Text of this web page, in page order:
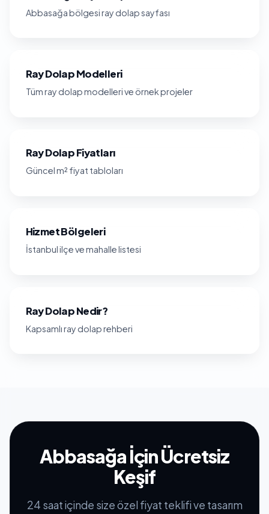
Abbasağa bölgesi ray dolap sayfası
Ray Dolap Modelleri
Tüm ray dolap modelleri ve örnek projeler
Ray Dolap Fiyatları
Güncel m² fiyat tabloları
Hizmet Bölgeleri
İstanbul ilçe ve mahalle listesi
Ray Dolap Nedir?
Kapsamlı ray dolap rehberi
Abbasağa İçin Ücretsiz
Keşif
24 saat içinde size özel fiyat teklifi ve tasarım